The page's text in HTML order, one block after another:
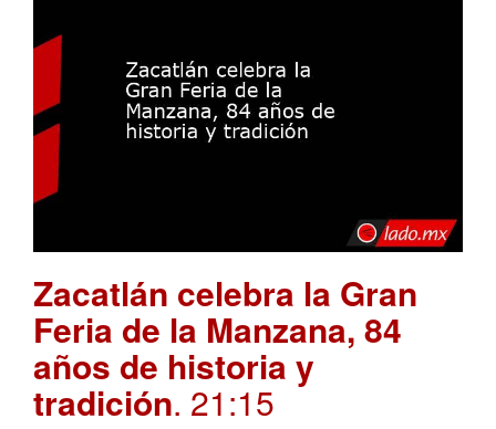
Zacatlán celebra la Gran
Feria de la Manzana, 84
años de historia y
tradición. 21:15